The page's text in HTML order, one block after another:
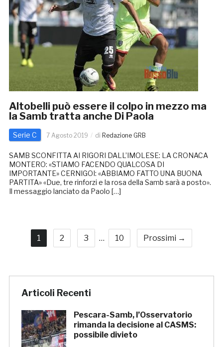
Altobelli può essere il colpo in mezzo ma
la Samb tratta anche Di Paola
Serie C 7 Agosto 2019 di Redazione GRB
SAMB SCONFITTA AI RIGORI DALL’IMOLESE: LA CRONACA
MONTERO: «STIAMO FACENDO QUALCOSA DI
IMPORTANTE» CERNIGOI: «ABBIAMO FATTO UNA BUONA
PARTITA» «Due, tre rinforzi e la rosa della Samb sarà a posto».
Il messaggio lanciato da Paolo […]
1 2 3 … 10 Prossimi →
Articoli Recenti
Pescara-Samb, l’Osservatorio
rimanda la decisione al CASMS:
possibile divieto